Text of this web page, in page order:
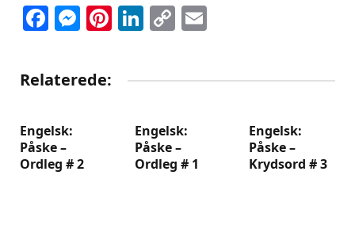
Facebook
Messenger
Pinterest
LinkedIn
Copy
Relaterede:
Engelsk:
Påske –
Ordleg # 2
Engelsk:
Påske –
Ordleg # 1
Engelsk:
Påske –
Krydsord # 3